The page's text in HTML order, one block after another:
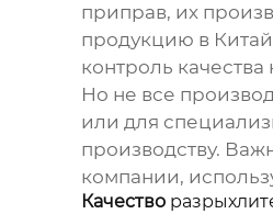
приправ, их
продукцию в
контроль качества
Но не все
или для
производству.
компании,
Качество